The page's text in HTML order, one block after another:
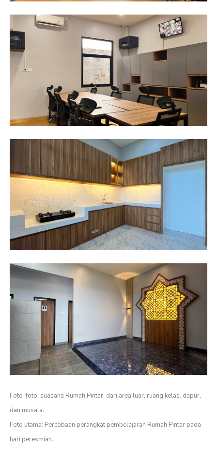
Foto-foto: suasana Rumah Pintar, dari area luar, ruang kelas, dapur,
dan musala.
Foto utama: Percobaan perangkat pembelajaran Rumah Pintar pada
hari peresmian.